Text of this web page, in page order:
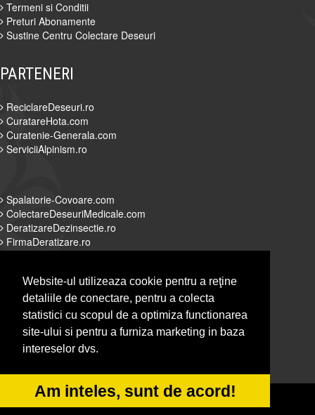
Website-ul utilizeaza cookie pentru a reţine
detaliile de conectare, pentru a colecta
statistici cu scopul de a optimiza functionarea
site-ului si pentru a furniza marketing in baza
intereselor dvs.
Am inteles, sunt de acord!
Termeni si Conditii
Preturi Abonamente
Sustine Centru Colectare Deseuri
PARTENERI
ReciclareDeseuri.ro
CuratareHota.com
Curatenie-Generala.com
ServiciiAlpinism.ro
Spalatorie-Covoare.com
ColectareDeseuriMedicale.com
DeratizareDezinsectie.ro
FirmaDeratizare.ro
Alpinist-Utilitar.com
Servicii-DDD.com
Spalatorie-Curatatorie.com
Spalatorie-Curatatorie.ro
© 2014-2026 Powered byVilonMedia &TekaBility- ANPC